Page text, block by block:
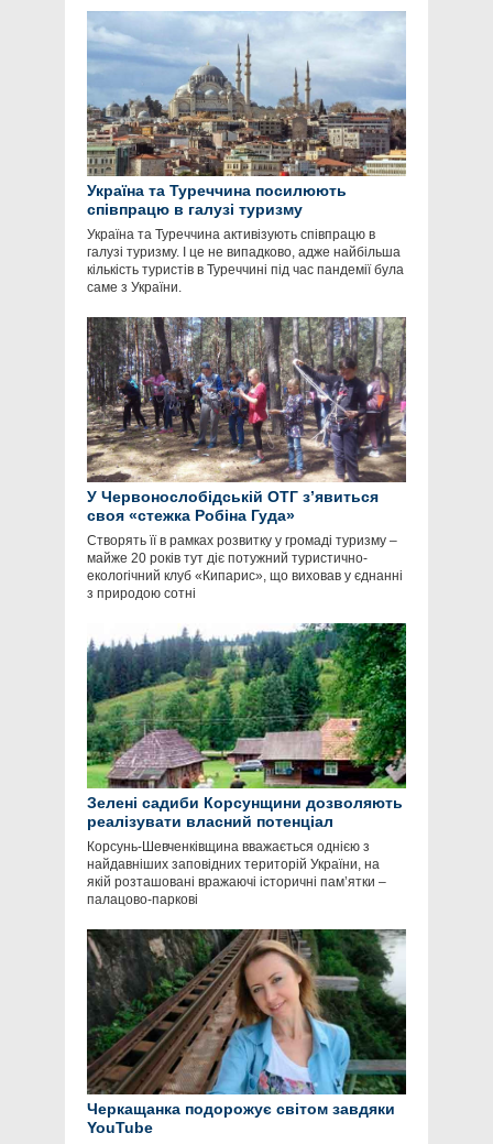
Україна та Туреччина посилюють
співпрацю в галузі туризму
Україна та Туреччина активізують співпрацю в
галузі туризму. І це не випадково, адже найбільша
кількість туристів в Туреччині під час пандемії була
саме з України.
У Червонослобідській ОТГ з’явиться
своя «стежка Робіна Гуда»
Створять її в рамках розвитку у громаді туризму –
майже 20 років тут діє потужний туристично-
екологічний клуб «Кипарис», що виховав у єднанні
з природою сотні
Зелені садиби Корсунщини дозволяють
реалізувати власний потенціал
Корсунь-Шевченківщина вважається однією з
найдавніших заповідних територій України, на
якій розташовані вражаючі історичні пам’ятки –
палацово-паркові
Черкащанка подорожує світом завдяки
YouTube